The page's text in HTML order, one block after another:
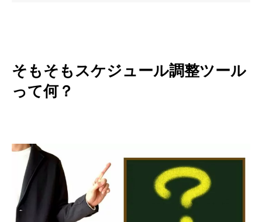
そもそもスケジュール調整ツール
って何？